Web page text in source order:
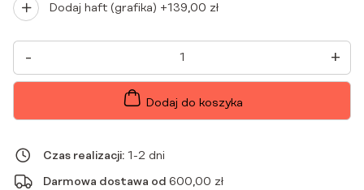
Dodaj haft (grafika) +139,00 zł
-
ILOŚĆ
SUKIENKA
MEDYCZNA
KOPERTOWA
MOCCA
+
Dodaj do koszyka
Czas realizacji: 1-2 dni
Darmowa dostawa od 600,00 zł